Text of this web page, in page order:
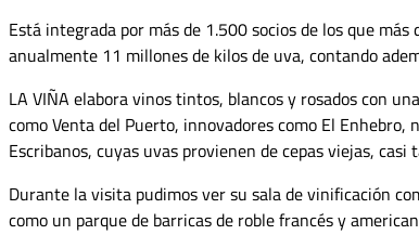
Está integrada por más de 1.500 socios de los que
anualmente 11 millones de kilos de uva, contando
LA VIÑA elabora vinos tintos, blancos y rosados con
como Venta del Puerto, innovadores como El Enhebro,
Escribanos, cuyas uvas provienen de cepas viejas,
Durante la visita pudimos ver su sala de vinificación
como un parque de barricas de roble francés y